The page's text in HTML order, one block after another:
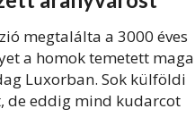
megtalálta a 3000 éves
a homok temetett maga
Luxorban. Sok külföldi
de eddig mind kudarcot